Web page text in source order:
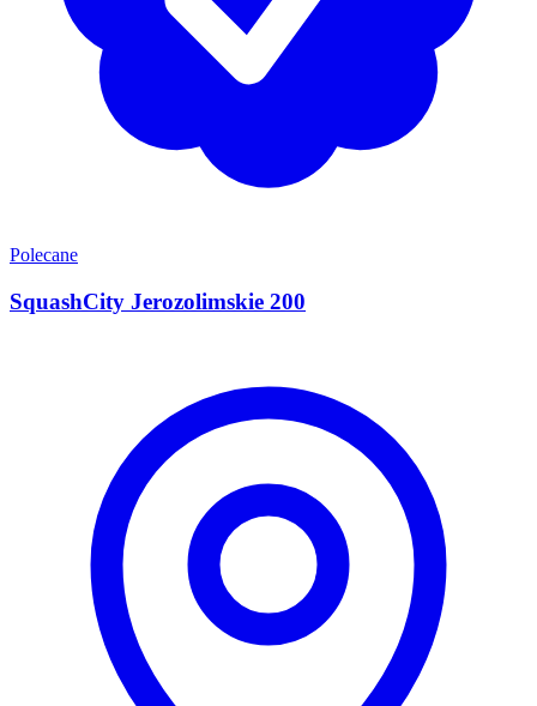
Polecane
SquashCity Jerozolimskie 200